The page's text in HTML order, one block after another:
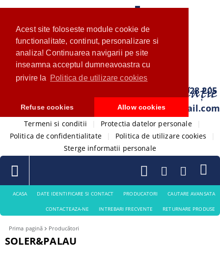
Acest site foloseste module cookie de
functionalitate, continut, personalizare si
analiza! Continuarea navigarii pe site
inseamna acceptul dumneavoastra cu
privire la
Politica de utilizare cookies
Refuse cookies Allow cookies
0733 028 205
com.ventistore@gmail.com
Termeni si conditii Protectia datelor personale
Politica de confidentialitate
Politica de utilizare cookies
Sterge informatii personale
ACASA DATE IDENTIFICARE SI CONTACT PRODUCATORI CAUTARE AVANSATA
CONTACTEAZA-NE INTREBARI FRECVENTE RETURNARE PRODUSE
Prima pagină Producători
SOLER&PALAU